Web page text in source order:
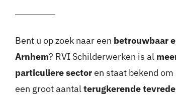
Bent u op zoek naar een betrouwbaar
Arnhem? RVI Schilderwerken is al
particuliere sectoren staat bekend
een groot aantalterugkerende